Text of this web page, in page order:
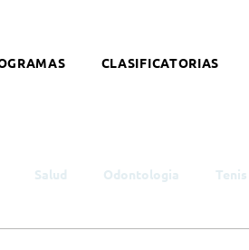
CLASIFICATORIAS
Salud Odontologia Tenis